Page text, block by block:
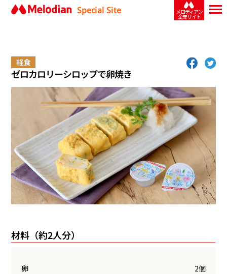
Special Site メロディアン
企業サイト
軽食
ゼロカロリーシロップで卵焼き
材料（約2人分）
卵 2個